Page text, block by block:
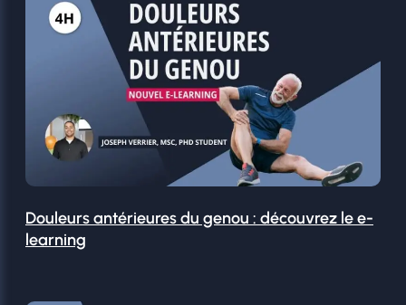
Douleurs antérieures du genou : découvrez le e-
learning